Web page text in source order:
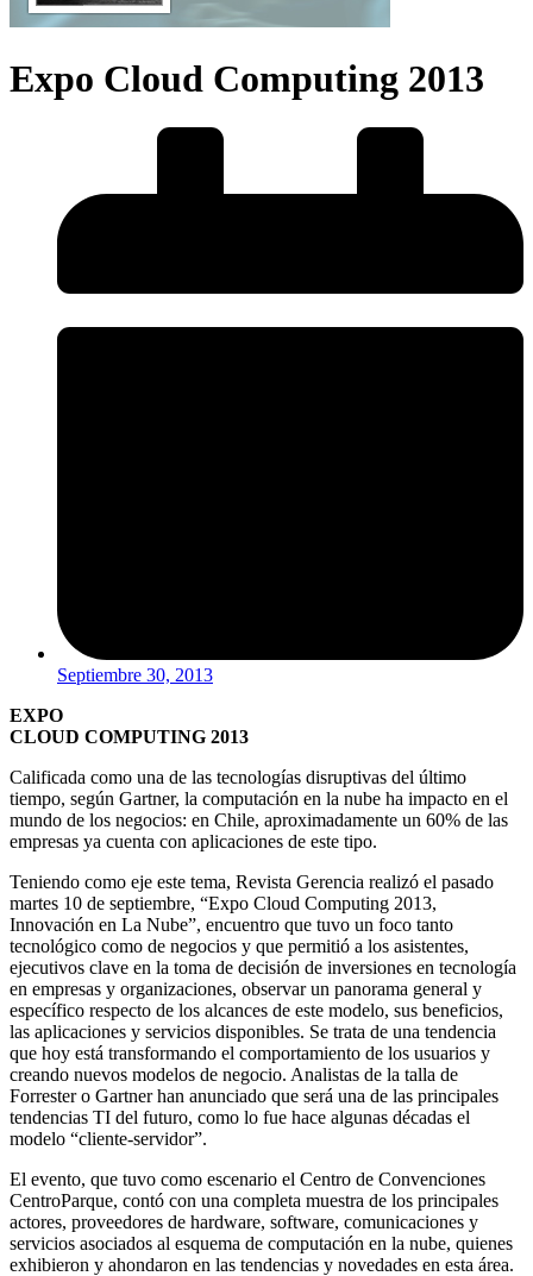
Expo Cloud Computing 2013
Septiembre 30, 2013
EXPO
CLOUD COMPUTING 2013
Calificada como una de las tecnologías disruptivas del último
tiempo, según Gartner, la computación en la nube ha impacto en el
mundo de los negocios: en Chile, aproximadamente un 60% de las
empresas ya cuenta con aplicaciones de este tipo.
Teniendo como eje este tema, Revista Gerencia realizó el pasado
martes 10 de septiembre, “Expo Cloud Computing 2013,
Innovación en La Nube”, encuentro que tuvo un foco tanto
tecnológico como de negocios y que permitió a los asistentes,
ejecutivos clave en la toma de decisión de inversiones en tecnología
en empresas y organizaciones, observar un panorama general y
específico respecto de los alcances de este modelo, sus beneficios,
las aplicaciones y servicios disponibles. Se trata de una tendencia
que hoy está transformando el comportamiento de los usuarios y
creando nuevos modelos de negocio. Analistas de la talla de
Forrester o Gartner han anunciado que será una de las principales
tendencias TI del futuro, como lo fue hace algunas décadas el
modelo “cliente-servidor”.
El evento, que tuvo como escenario el Centro de Convenciones
CentroParque, contó con una completa muestra de los principales
actores, proveedores de hardware, software, comunicaciones y
servicios asociados al esquema de computación en la nube, quienes
exhibieron y ahondaron en las tendencias y novedades en esta área.